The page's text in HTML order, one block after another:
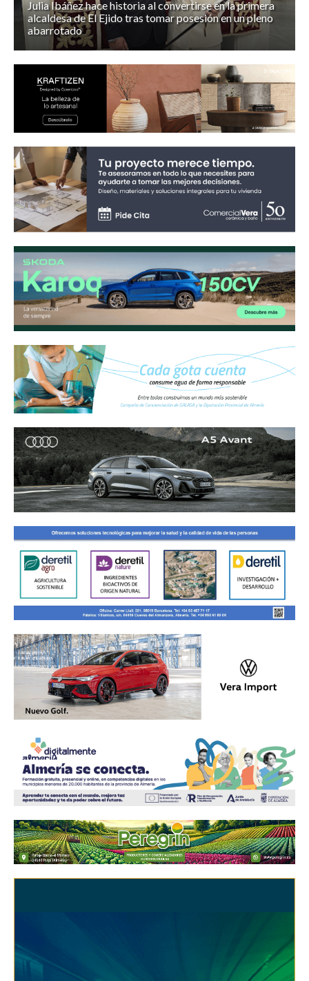
Julia Ibáñez hace historia al convertirse en la primera
alcaldesa de El Ejido tras tomar posesión en un pleno
abarrotado